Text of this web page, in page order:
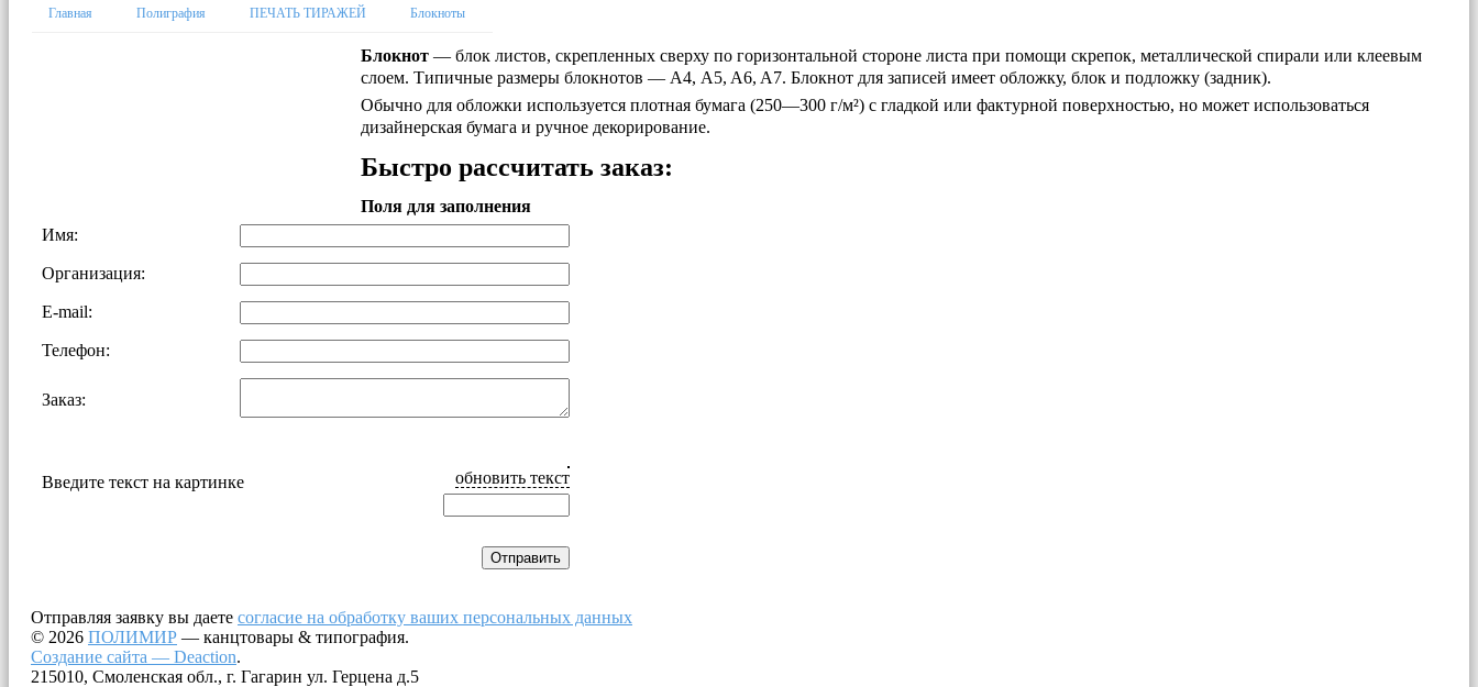
Главная Полиграфия ПЕЧАТЬ ТИРАЖЕЙ Блокноты
Блокнот — блок листов, скрепленных сверху по горизонтальной стороне листа при помощи скрепок, металлической спирали или клеевым
слоем. Типичные размеры блокнотов — А4, A5, A6, A7. Блокнот для записей имеет обложку, блок и подложку (задник).
Обычно для обложки используется плотная бумага (250—300 г/м²) с гладкой или фактурной поверхностью, но может использоваться
дизайнерская бумага и ручное декорирование.
Быстро рассчитать заказ:
Поля для заполнения
Имя:
Организация:
E-mail:
Телефон:
Заказ:
Введите текст на картинке обновить текст
Отправляя заявку вы даете согласие на обработку ваших персональных данных
© 2026 ПОЛИМИР — канцтовары & типография.
Создание сайта — Deaction.
215010, Смоленская обл., г. Гагарин ул. Герцена д.5